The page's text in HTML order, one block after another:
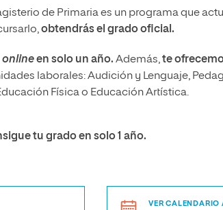
de Primaria es un programa que
obtendrás el grado oficial.
onlineen solo un año. Además,te
laborales: Audición y Lenguaje,
Física o Educación Artística.
tu grado en solo 1 año.
VER CALENDARIO